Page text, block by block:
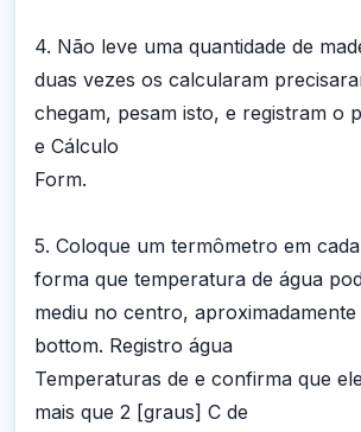
4. Não leve uma quantidade de
duas vezes os calcularam
chegam, pesam isto, e registram o
e Cálculo
Form.
5. Coloque um termômetro em
forma que temperatura de água
mediu no centro, aproximadamente
bottom. Registro água
Temperaturas de e confirma que
mais que 2 [graus] C de